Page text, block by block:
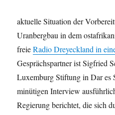
aktuelle Situation der
Uranbergbau in dem
freieRadio Dreyeckland in
Gesprächspartner ist Sigfried
Luxemburg Stiftung in Dar es
minütigen Interview
Regierung berichtet, die sich